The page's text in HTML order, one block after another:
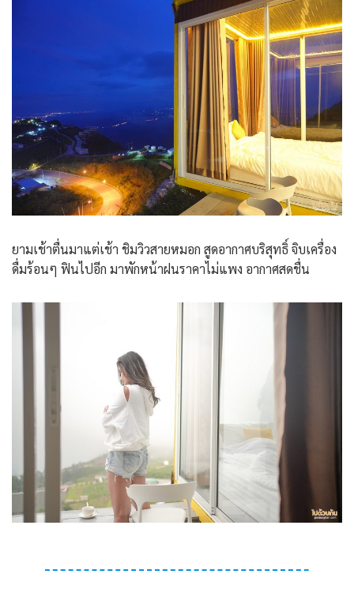
ยามเช้าตื่นมาแต่เช้า ชิมวิวสายหมอก สูดอากาศบริสุทธิ์ จิบเครื่อง
ดื่มร้อนๆ ฟินไปอีก มาพักหน้าฝนราคาไม่แพง อากาศสดชื่น